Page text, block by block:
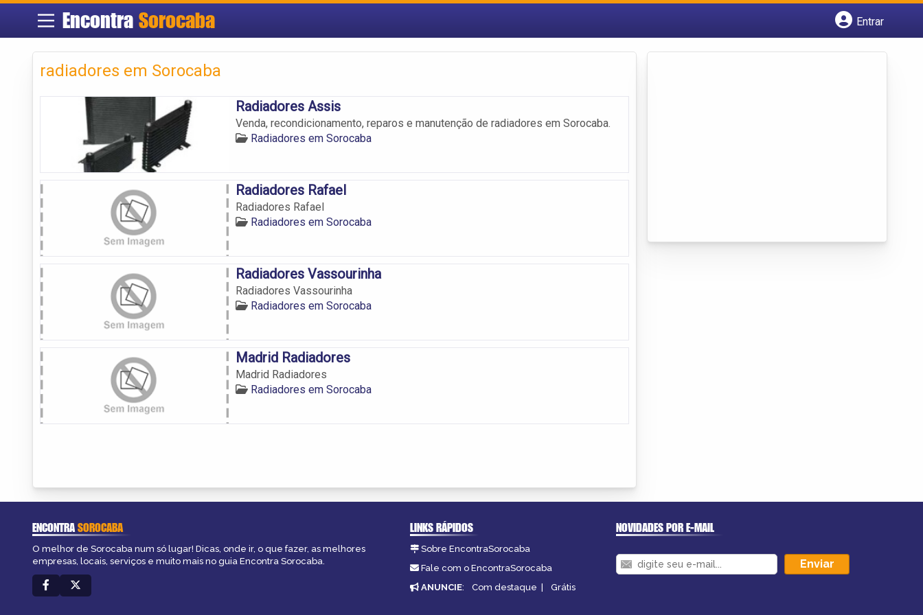
Encontra Sorocaba
Entrar
radiadores em Sorocaba
Radiadores Assis
Venda, recondicionamento, reparos e manutenção de radiadores em Sorocaba.
Radiadores em Sorocaba
Radiadores Rafael
Radiadores Rafael
Radiadores em Sorocaba
Radiadores Vassourinha
Radiadores Vassourinha
Radiadores em Sorocaba
Madrid Radiadores
Madrid Radiadores
Radiadores em Sorocaba
ENCONTRASOROCABA
O melhor de Sorocaba num só lugar! Dicas, onde ir, o que fazer, as melhores
empresas, locais, serviços e muito mais no guia Encontra Sorocaba.
LINKS RÁPIDOS
Sobre EncontraSorocaba
Fale com o EncontraSorocaba
ANUNCIE: Com destaque | Grátis
NOVIDADES POR E-MAIL